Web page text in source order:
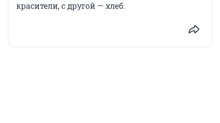
красители, с другой — хлеб.